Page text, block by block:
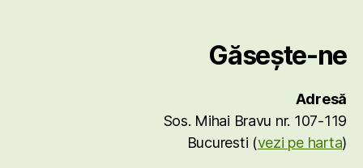
Găsește-ne
Adresă
Sos. Mihai Bravu nr. 107-119
Bucuresti (vezi pe harta)